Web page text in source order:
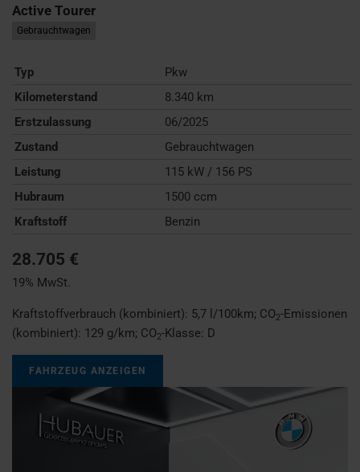
Active Tourer
Gebrauchtwagen
Typ
Pkw
Kilometerstand
8.340 km
Erstzulassung
06/2025
Zustand
Gebrauchtwagen
Leistung
115 kW / 156 PS
Hubraum
1500 ccm
Kraftstoff
Benzin
28.705 €
19% MwSt.
Kraftstoffverbrauch (kombiniert): 5,7 l/100km; CO2-Emissionen
(kombiniert): 129 g/km; CO2-Klasse: D
FAHRZEUG ANZEIGEN